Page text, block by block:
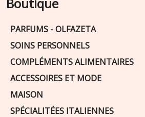
PARFUMS - OLFAZETA
SOINS PERSONNELS
COMPLÉMENTS ALIMENTAIRES
ACCESSOIRES ET MODE
MAISON
SPÉCIALITÉES ITALIENNES